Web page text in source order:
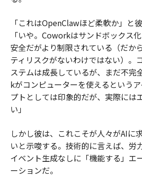
「これはOpenClawほど柔軟か」と
「いや。Coworkはサンドボックス
安全だがより制限されている（だか
ティリスクがないわけではない）。
ステムは成長しているが、まだ不完
kがコンピューターを使えるという
プトとしては印象的だが、実際には
い」
しかし彼は、これこそが人々がAIに
いと示唆する。技術的に言えば、労
イベント生成なしに「機能する」エ
ーションだ。